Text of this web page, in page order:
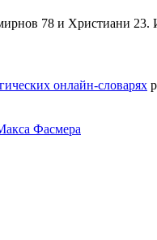
78 и Христиани 23.
онлайн-словарях
Фасмера